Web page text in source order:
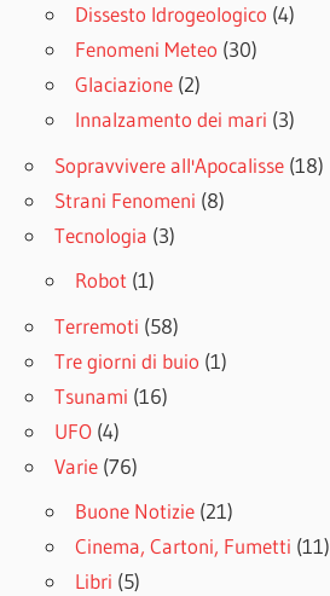
Dissesto Idrogeologico (4)
Fenomeni Meteo (30)
Glaciazione (2)
Innalzamento dei mari (3)
Sopravvivere all'Apocalisse (18)
Strani Fenomeni (8)
Tecnologia (3)
Robot (1)
Terremoti (58)
Tre giorni di buio (1)
Tsunami (16)
UFO (4)
Varie (76)
Buone Notizie (21)
Cinema, Cartoni, Fumetti (11)
Libri (5)